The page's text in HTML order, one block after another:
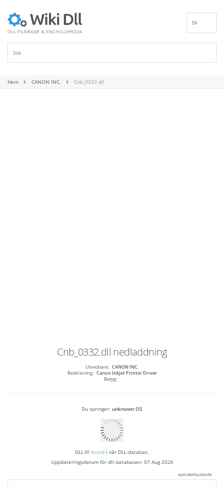
SV
Hem CANON INC. Cnb_0332.dll
Cnb_0332.dll nedladdning
Utvecklare: CANON INC.
Beskrivning: Canon Inkjet Printer Driver
Betyg:
Du springer: unknown OS
DLL-fil found i vår DLL-databas.
Uppdateringsdatum för dll-databasen: 07 Aug 2026
specialerbjudande